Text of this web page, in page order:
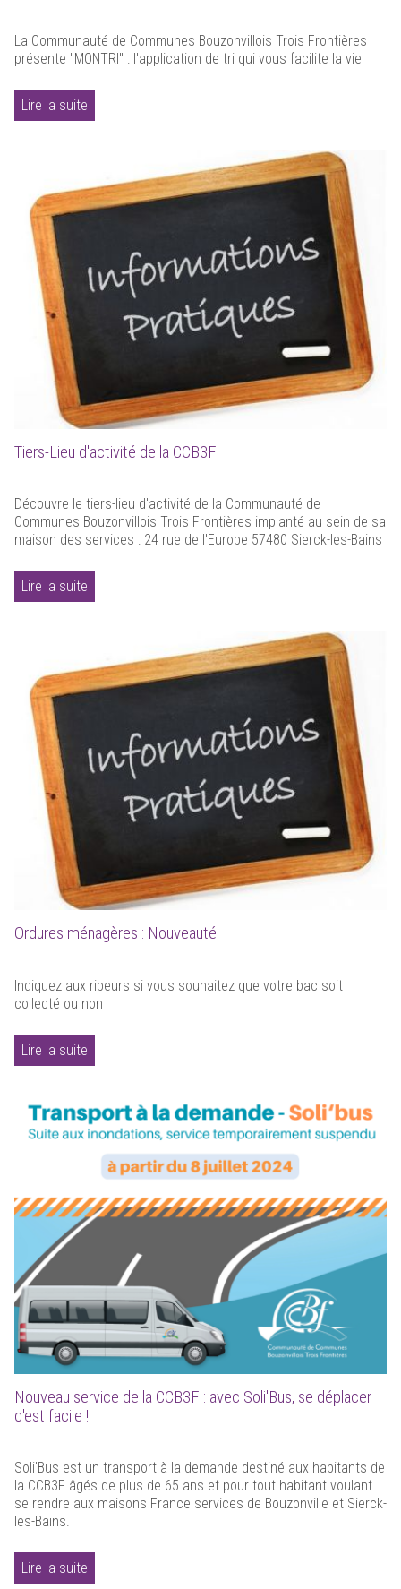
La Communauté de Communes Bouzonvillois Trois Frontières
présente "MONTRI" : l'application de tri qui vous facilite la vie
Lire la suite
Tiers-Lieu d'activité de la CCB3F
Découvre le tiers-lieu d'activité de la Communauté de
Communes Bouzonvillois Trois Frontières implanté au sein de sa
maison des services : 24 rue de l'Europe 57480 Sierck-les-Bains
Lire la suite
Ordures ménagères : Nouveauté
Indiquez aux ripeurs si vous souhaitez que votre bac soit
collecté ou non
Lire la suite
Nouveau service de la CCB3F : avec Soli'Bus, se déplacer
c'est facile !
Soli'Bus est un transport à la demande destiné aux habitants de
la CCB3F âgés de plus de 65 ans et pour tout habitant voulant
se rendre aux maisons France services de Bouzonville et Sierck-
les-Bains.
Lire la suite